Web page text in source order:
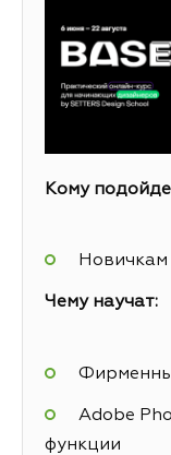
Кому
Новичкам
Чему научат:
Adobe
функции